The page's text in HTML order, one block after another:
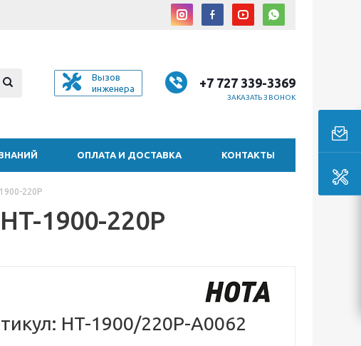
Вызов
инженера
+7 727 339-3369
ЗАКАЗАТЬ ЗВОНОК
ОПЛАТА И ДОСТАВКА КОНТАКТЫ
220P
1900-220P
HT-1900/220P-A0062